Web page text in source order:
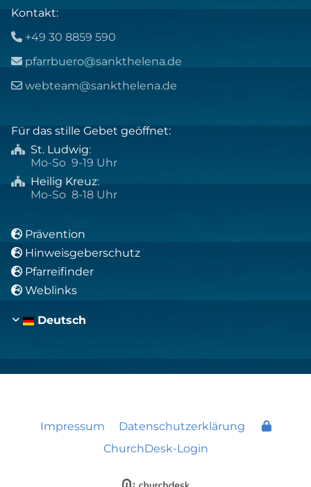
Kontakt:
 +49 30 8859 590
 pfarrbuero@sankthelena.de
 webteam@sankthelena.de
Für das stille Gebet geöffnet:
 St. Ludwig:
Mo-So 9-19 Uhr
 Heilig Kreuz:
Mo-So 8-18 Uhr
 Prävention
 Hinweisgeberschutz
 Pfarreifinder
 Weblinks
Deutsch
Impressum
Datenschutzerklärung
ChurchDesk-Login